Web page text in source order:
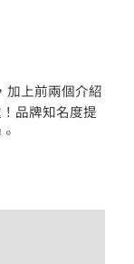
加上前兩個介紹
品牌知名度提